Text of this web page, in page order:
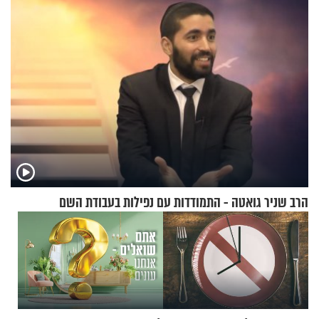
הרב שניר גואטה - התמודדות עם נפילות בעבודת השם